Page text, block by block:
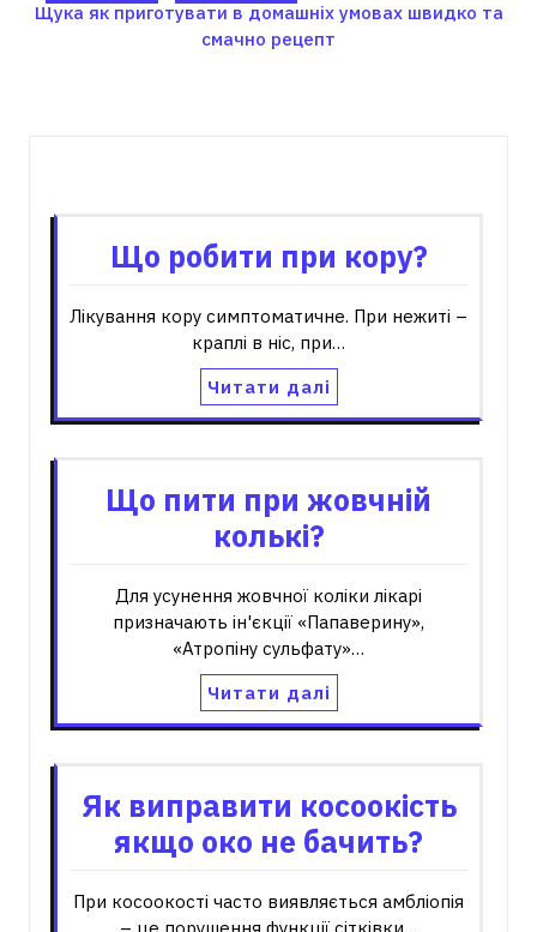
записів
Щука як приготувати в домашніх умовах швидко та
смачно рецепт
Що робити при кору?
Лікування кору симптоматичне. При нежиті –
краплі в ніс, при…
Читати далі
Що пити при жовчній
колькі?
Для усунення жовчної коліки лікарі
призначають ін'єкції «Папаверину»,
«Атропіну сульфату»…
Читати далі
Як виправити косоокість
якщо око не бачить?
При косоокості часто виявляється амбліопія